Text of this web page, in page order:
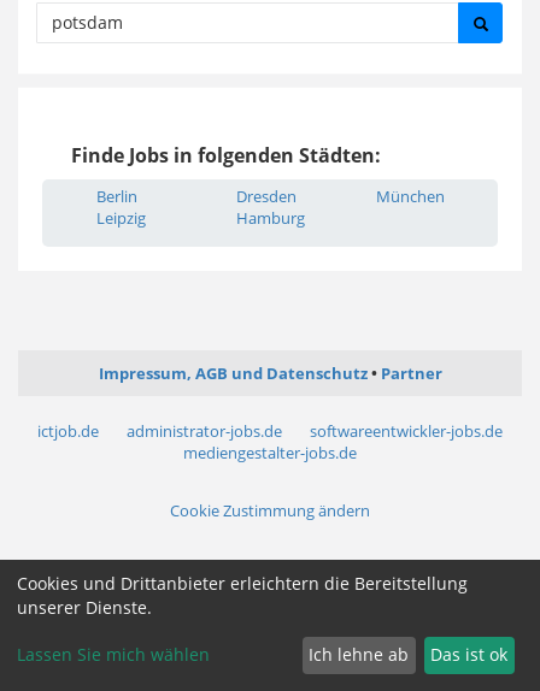
Finde Jobs in folgenden Städten:
Berlin
Leipzig
Dresden
Hamburg
München
Impressum, AGB und Datenschutz Partner
ictjob.de administrator-jobs.de
softwareentwickler-jobs.de
mediengestalter-jobs.de
Cookie Zustimmung ändern
Cookies und Drittanbieter erleichtern die Bereitstellung
unserer Dienste.
Lassen Sie mich wählen Ich lehne ab Das ist ok